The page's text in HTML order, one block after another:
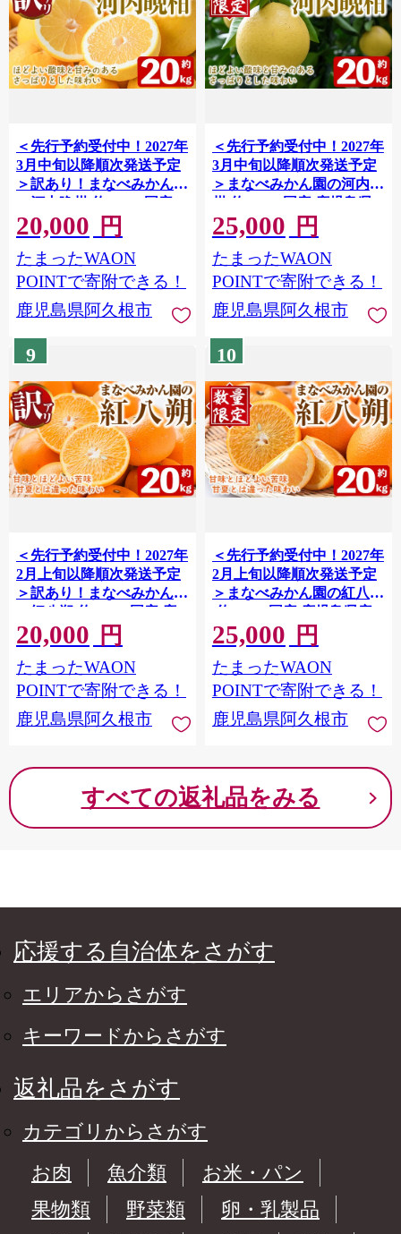
＜先行予約受付中！2027年
3月中旬以降順次発送予定
＞訳あり！まなべみかん園
の河内晩柑(約20kg) 国産
鹿児島県産 阿久根市産 柑
橘類 果物 フルーツ 期間限
定 数量限定 デザート 【有
限会社まなべみかん園】
20,000 円
たまったWAON
POINTで寄附できる！
鹿児島県阿久根市
＜先行予約受付中！2027年
3月中旬以降順次発送予定
＞まなべみかん園の河内晩
柑(約20kg) 国産 鹿児島県
産 阿久根市産 柑橘類 果物
フルーツ 期間限定 数量限
定 デザート 贈答用 ギフト
【有限会社まなべみかん
25,000 円
たまったWAON
POINTで寄附できる！
鹿児島県阿久根市
9
＜先行予約受付中！2027年
2月上旬以降順次発送予定
＞訳あり！まなべみかん園
の紅八朔(約20kg) 国産 鹿
児島県産 阿久根市産 柑橘
類 果物 デザート フルーツ
数量限定 期間限定 ご自宅
用 ご家庭用 【有限会社ま
20,000 円
たまったWAON
POINTで寄附できる！
鹿児島県阿久根市
10
＜先行予約受付中！2027年
2月上旬以降順次発送予定
＞まなべみかん園の紅八朔
(約20kg) 国産 鹿児島県産
阿久根市産 柑橘類 果物 フ
ルーツ べにはっさく 期間
限定 数量限定 贈答用 ギフ
ト デザート 【有限会社ま
25,000 円
たまったWAON
POINTで寄附できる！
鹿児島県阿久根市
すべての返礼品をみる
応援する自治体をさがす
エリアからさがす
キーワードからさがす
返礼品をさがす
カテゴリからさがす
お肉
魚介類
お米・パン
果物類
野菜類
卵・乳製品